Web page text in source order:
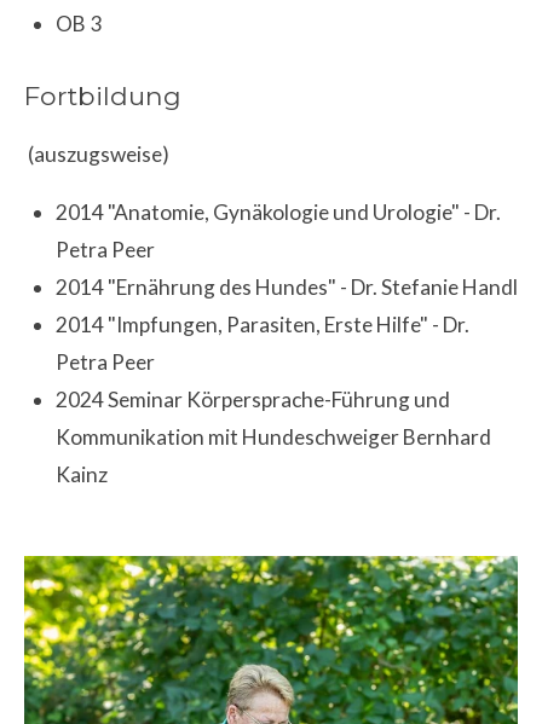
OB 3
Fortbildung
(auszugsweise)
2014 "Anatomie, Gynäkologie und Urologie" - Dr.
Petra Peer
2014 "Ernährung des Hundes" - Dr. Stefanie Handl
2014 "Impfungen, Parasiten, Erste Hilfe" - Dr.
Petra Peer
2024 Seminar Körpersprache-Führung und
Kommunikation mit Hundeschweiger Bernhard
Kainz